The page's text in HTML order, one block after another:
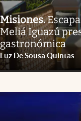
Misiones.
Meliá Iguazú
gastronómica
Luz De Sousa Quintas